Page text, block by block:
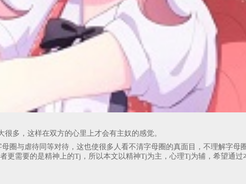
多，这样在双方的心里上才会有主奴的感觉。
圈与虐待同等对待，这也使很多人看不清字母圈的真面目，不理解字母
更需要的是精神上的Tj，所以本文以精神Tj为主，心理Tj为辅，希望通